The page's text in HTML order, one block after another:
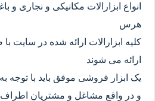
انواع ابزارالات مکانیکی و نجاری و
هرس
کلیه ابزارالات ارائه شده در سایت
ارائه می شوند
یک ابزار فروشی موفق باید با توجه
و در واقع مشاغل و مشتریان اطراف